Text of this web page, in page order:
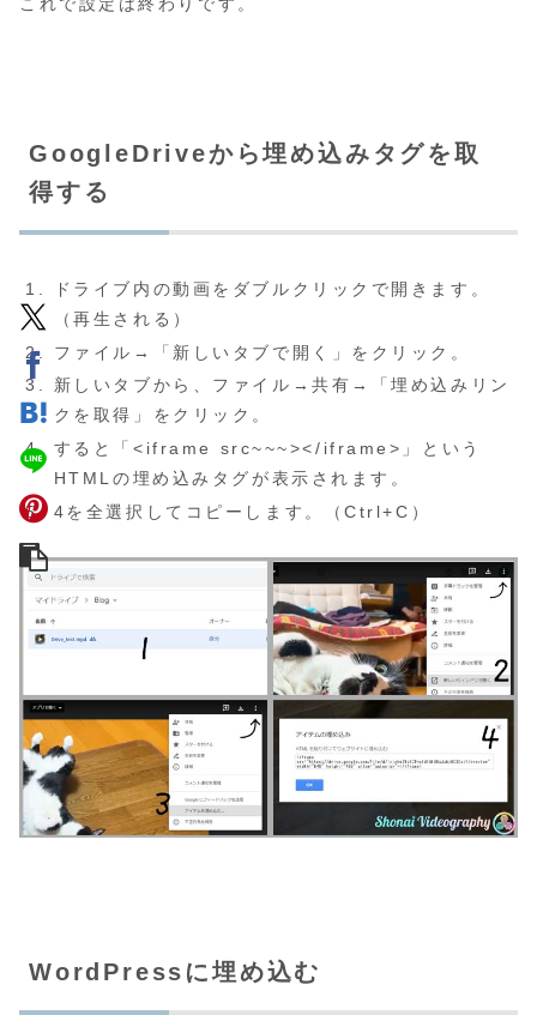
これで設定は終わりです。
GoogleDriveから埋め込みタグを取
得する
ドライブ内の動画をダブルクリックで開きます。
（再生される）
ファイル→「新しいタブで開く」をクリック。
新しいタブから、ファイル→共有→「埋め込みリン
クを取得」をクリック。
すると「<iframe src~~~></iframe>」という
HTMLの埋め込みタグが表示されます。
4を全選択してコピーします。（Ctrl+C）
WordPressに埋め込む